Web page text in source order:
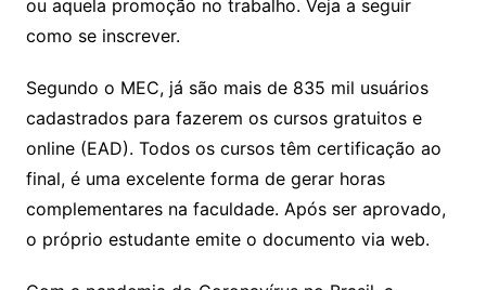
ou aquela promoção no trabalho. Veja a seguir
como se inscrever.
Segundo o MEC, já são mais de 835 mil usuários
cadastrados para fazerem os cursos gratuitos e
online (EAD). Todos os cursos têm certificação ao
final, é uma excelente forma de gerar horas
complementares na faculdade. Após ser aprovado,
o próprio estudante emite o documento via web.